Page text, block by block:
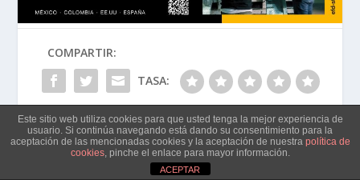
COMPARTIR:
TASA:
Santiago Sánchez AMC:
PRÓXIMO
Este sitio web utiliza cookies para que usted tenga la mejor experiencia de
usuario. Si continúa navegando está dando su consentimiento para la
aceptación de las mencionadas cookies y la aceptación de nuestra política de
cookies, pinche el enlace para mayor información.
ACEPTAR